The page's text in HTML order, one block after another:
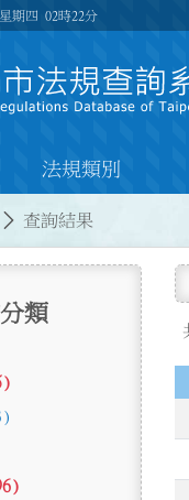
星期四02時22分
法規類別
查詢結果
類